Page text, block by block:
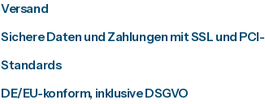
Versand
Sichere Daten und Zahlungen mit SSL und PCI-
Standards
DE/EU-konform, inklusive DSGVO